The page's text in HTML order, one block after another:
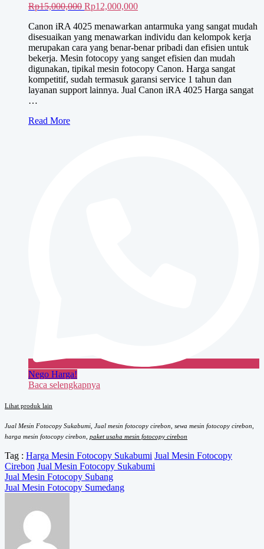
Rp15,000,000 Harga
adalah:
Rp15,000,000.
Rp12,000,000Harga
ini
adalah:
Rp12,000,000.
Canon iRA 4025 menawarkan antarmuka yang sangat mudah
disesuaikan yang menawarkan individu dan kelompok kerja
merupakan cara yang benar-benar pribadi dan efisien untuk
bekerja. Mesin fotocopy yang sanget efisien dan mudah
digunakan, tipikal mesin fotocopy Canon. Harga sangat
kompetitif, sudah termasuk garansi service 1 tahun dan
layanan support lainnya. Jual Canon iRA 4025 Harga sangat
…
Canon
Read More
Nego Harga!
Baca selengkapnya
Lihat produk lain
Jual Mesin Fotocopy Sukabumi, Jual mesin fotocopy cirebon, sewa mesin fotocopy cirebon,
harga mesin fotocopy cirebon, paket usaha mesin fotocopy cirebon
Tag : Harga Mesin Fotocopy Sukabumi Jual Mesin Fotocopy
Cirebon Jual Mesin Fotocopy Sukabumi
Navigasi
pos
Jual Mesin Fotocopy Subang
Jual Mesin Fotocopy Sumedang